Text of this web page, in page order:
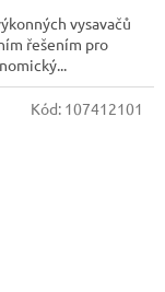
vysavačů
řešením pro
Kód: 107412101